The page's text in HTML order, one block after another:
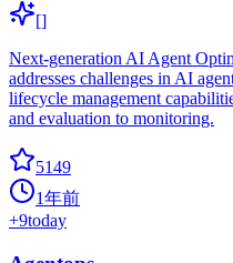
[]
Next-generation AI Agent
addresses challenges in AI
lifecycle management
and evaluation to monitoring.
5149
1年前
+9today